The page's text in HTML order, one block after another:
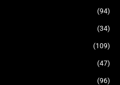
(94)
(34)
(109)
(47)
(96)